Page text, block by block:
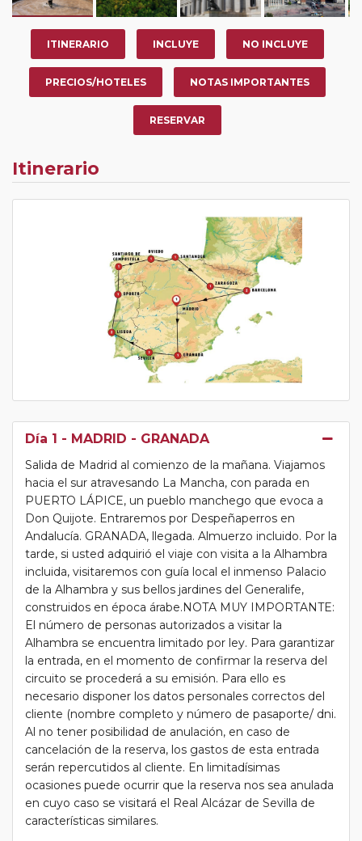
nuestro Club de Pasajeros (cuya obtención se realiza
tras rellenar el cuestionario de satisfacción en "Mi viaje")
o los que estén en luna de miel contarán con un
descuento del 5%.
ITINERARIO INCLUYE NO INCLUYE
PRECIOS/HOTELES NOTAS IMPORTANTES
RESERVAR
Itinerario
Día 1 - MADRID - GRANADA
Salida de Madrid al comienzo de la mañana. Viajamos
hacia el sur atravesando La Mancha, con parada en
PUERTO LÁPICE, un pueblo manchego que evoca a
Don Quijote. Entraremos por Despeñaperros en
Andalucía. GRANADA, llegada. Almuerzo incluido. Por la
tarde, si usted adquirió el viaje con visita a la Alhambra
incluida, visitaremos con guía local el inmenso Palacio
de la Alhambra y sus bellos jardines del Generalife,
construidos en época árabe.NOTA MUY IMPORTANTE:
El número de personas autorizados a visitar la
Alhambra se encuentra limitado por ley. Para garantizar
la entrada, en el momento de confirmar la reserva del
circuito se procederá a su emisión. Para ello es
necesario disponer los datos personales correctos del
cliente (nombre completo y número de pasaporte/ dni.
Al no tener posibilidad de anulación, en caso de
cancelación de la reserva, los gastos de esta entrada
serán repercutidos al cliente. En limitadísimas
ocasiones puede ocurrir que la reserva nos sea anulada
en cuyo caso se visitará el Real Alcázar de Sevilla de
características similares.